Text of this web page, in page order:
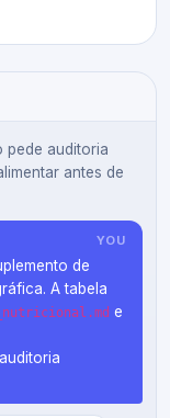
pede auditoria
antes de
YOU
de
A tabela
e